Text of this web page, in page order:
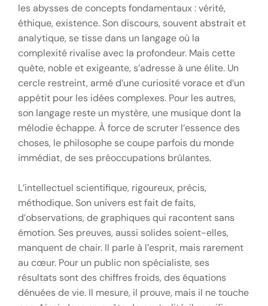
les abysses de concepts fondamentaux : vérité,
éthique, existence. Son discours, souvent abstrait et
analytique, se tisse dans un langage où la
complexité rivalise avec la profondeur. Mais cette
quête, noble et exigeante, s’adresse à une élite. Un
cercle restreint, armé d’une curiosité vorace et d’un
appétit pour les idées complexes. Pour les autres,
son langage reste un mystère, une musique dont la
mélodie échappe. À force de scruter l’essence des
choses, le philosophe se coupe parfois du monde
immédiat, de ses préoccupations brûlantes.
L’intellectuel scientifique, rigoureux, précis,
méthodique. Son univers est fait de faits,
d’observations, de graphiques qui racontent sans
émotion. Ses preuves, aussi solides soient-elles,
manquent de chair. Il parle à l’esprit, mais rarement
au cœur. Pour un public non spécialiste, ses
résultats sont des chiffres froids, des équations
dénuées de vie. Il mesure, il prouve, mais il ne touche